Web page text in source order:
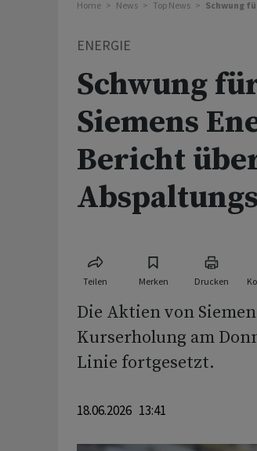
Home News Top News Schwung
ENERGIE
Schwung
Siemens
Bericht
Teilen Merken Drucken
Die Aktien von
Kurserholung am
Linie fortgesetzt.
18.06.2026 13:41